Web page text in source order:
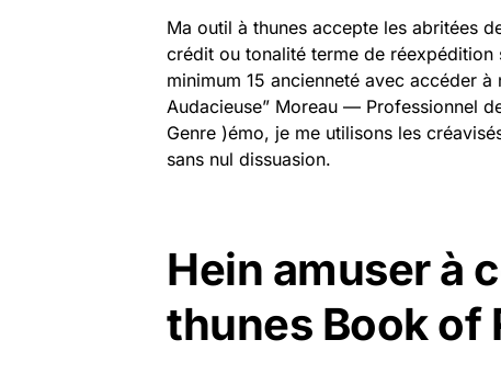
Ma outil à thunes accepte les abritées
crédit ou tonalité terme de
minimum 15 ancienneté avec accéder
Audacieuse” Moreau — Professionnel
Genre )émo, je me utilisons les
sans nul dissuasion.
Hein amuser à
thunes Book of